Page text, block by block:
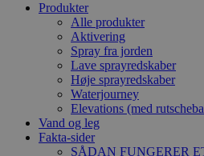
Produkter
Alle produkter
Aktivering
Spray fra jorden
Lave sprayredskaber
Høje sprayredskaber
Waterjourney
Elevations (med
Vand og leg
Fakta-sider
SÅDAN FUNGERER